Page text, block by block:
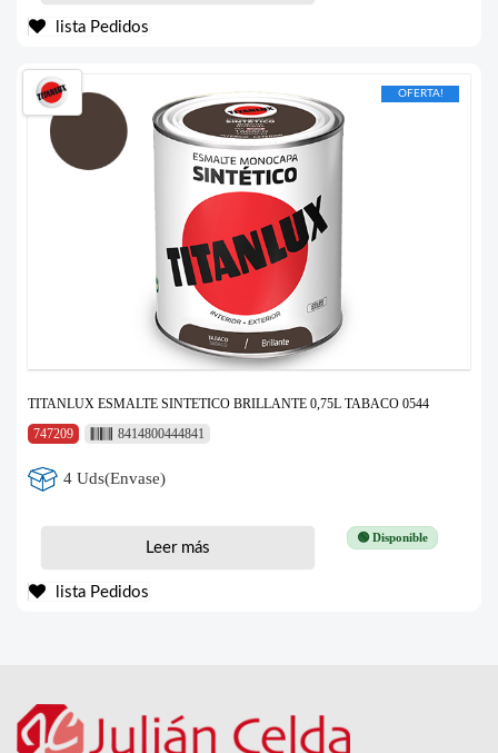
lista Pedidos
OFERTA!
TITANLUX ESMALTE SINTETICO BRILLANTE 0,75L TABACO 0544
747209
8414800444841
4 Uds(Envase)
🟢 Disponible
Leer más
lista Pedidos